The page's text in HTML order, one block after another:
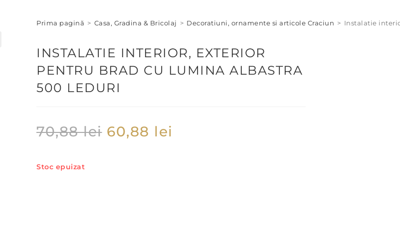
Prima pagină > Casa, Gradina & Bricolaj > Decoratiuni, ornamente si articole Craciun > Instalatie
INSTALATIE INTERIOR, EXTERIOR
PENTRU BRAD CU LUMINA ALBASTRA
500 LEDURI
70,88lei 60,88 lei
Stoc epuizat